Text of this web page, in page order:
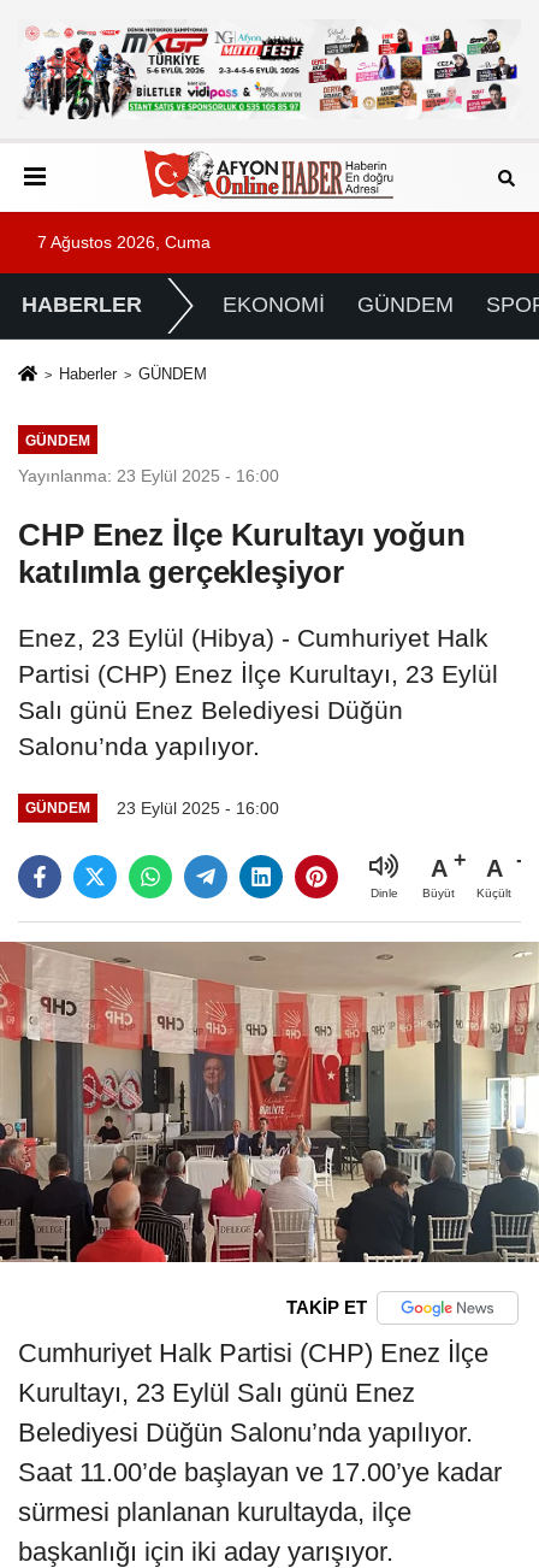
7 Ağustos 2026, Cuma
HABERLER EKONOMİ GÜNDEM
Haberler GÜNDEM
GÜNDEM
Yayınlanma: 23 Eylül 2025 - 16:00
CHP Enez İlçe Kurultayı yoğun
katılımla gerçekleşiyor
Enez, 23 Eylül (Hibya) - Cumhuriyet Halk
Partisi (CHP) Enez İlçe Kurultayı, 23 Eylül
Salı günü Enez Belediyesi Düğün
Salonu’nda yapılıyor.
GÜNDEM 23 Eylül 2025 - 16:00
Dinle
A
Büyüt
A
Küçült
TAKİP ET
Cumhuriyet Halk Partisi (CHP) Enez İlçe
Kurultayı, 23 Eylül Salı günü Enez
Belediyesi Düğün Salonu’nda yapılıyor.
Saat 11.00’de başlayan ve 17.00’ye kadar
sürmesi planlanan kurultayda, ilçe
başkanlığı için iki aday yarışıyor.